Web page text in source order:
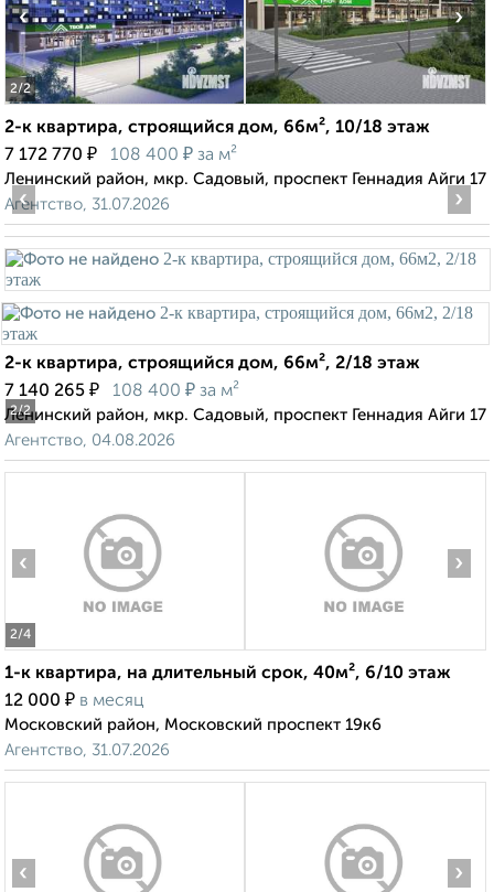
2/2
‹ ›
2-к квартира, строящийся дом, 66м², 10/18 этаж
7 172 770 ₽ 108 400 ₽ за м²
Ленинский район, мкр. Садовый, проспект Геннадия Айги 17
Агентство, 31.07.2026
2/2
‹ ›
2-к квартира, строящийся дом, 66м², 2/18 этаж
7 140 265 ₽ 108 400 ₽ за м²
Ленинский район, мкр. Садовый, проспект Геннадия Айги 17
Агентство, 04.08.2026
2/4
‹ ›
1-к квартира, на длительный срок, 40м², 6/10 этаж
12 000 ₽ в месяц
Московский район, Московский проспект 19к6
Агентство, 31.07.2026
‹ ›